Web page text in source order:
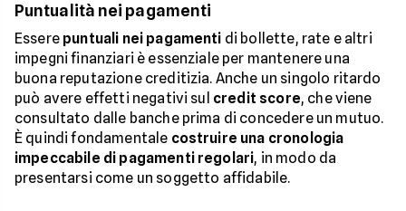
Puntualità nei pagamenti
Essere puntuali nei pagamenti di bollette, rate e altri
impegni finanziari è essenziale per mantenere una
buona reputazione creditizia. Anche un singolo ritardo
può avere effetti negativi sul credit score, che viene
consultato dalle banche prima di concedere un mutuo.
È quindi fondamentale costruire una cronologia
impeccabile di pagamenti regolari, in modo da
presentarsi come un soggetto affidabile.